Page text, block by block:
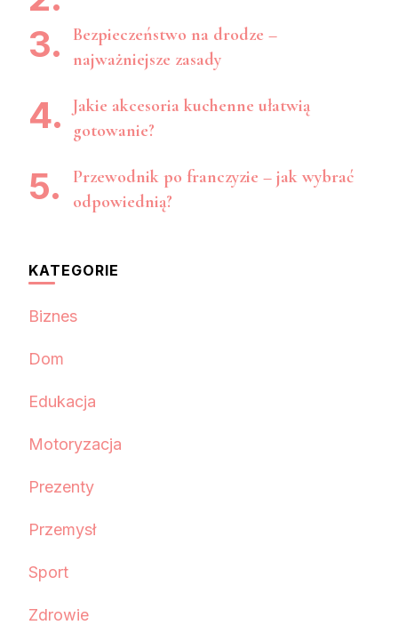
Bezpieczeństwo na drodze –
najważniejsze zasady
Jakie akcesoria kuchenne ułatwią
gotowanie?
Przewodnik po franczyzie – jak wybrać
odpowiednią?
KATEGORIE
Biznes
Dom
Edukacja
Motoryzacja
Prezenty
Przemysł
Sport
Zdrowie